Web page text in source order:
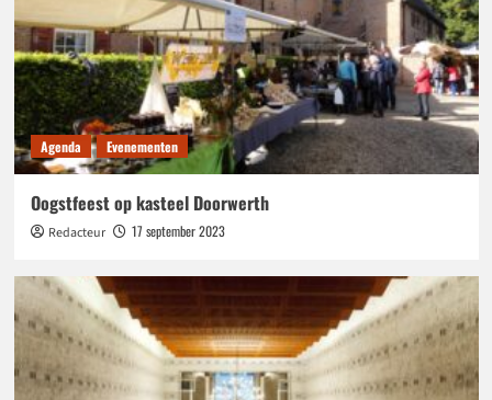
Agenda Evenementen
Oogstfeest op kasteel Doorwerth
Redacteur 17 september 2023